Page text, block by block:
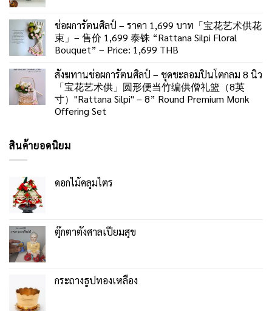
ช่อผการัตนศิลป์ – ราคา 1,699 บาท「宝花艺术供花
束」– 售价 1,699 泰铢 “Rattana Silpi Floral
Bouquet” – Price: 1,699 THB
สังฆทานช่อผการัตนศิลป์ – ชุดชะลอมปิ่นโตกลม 8 นิ้ว
「宝花艺术供」圆形便当竹编供僧礼篮（8英
寸）"Rattana Silpi" – 8” Round Premium Monk
Offering Set
สินค้ายอดนิยม
ดอกไม้คลุมไตร
ตุ๊กตาตั้งศาลเปี่ยมสุข
กระถางธูปทองเหลือง